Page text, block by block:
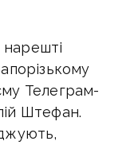
Телеграм-
Штефан.